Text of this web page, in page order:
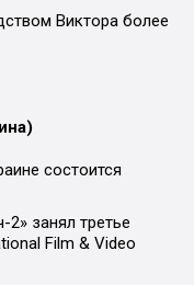
Виктора более
состоится
занял третье
Film & Video